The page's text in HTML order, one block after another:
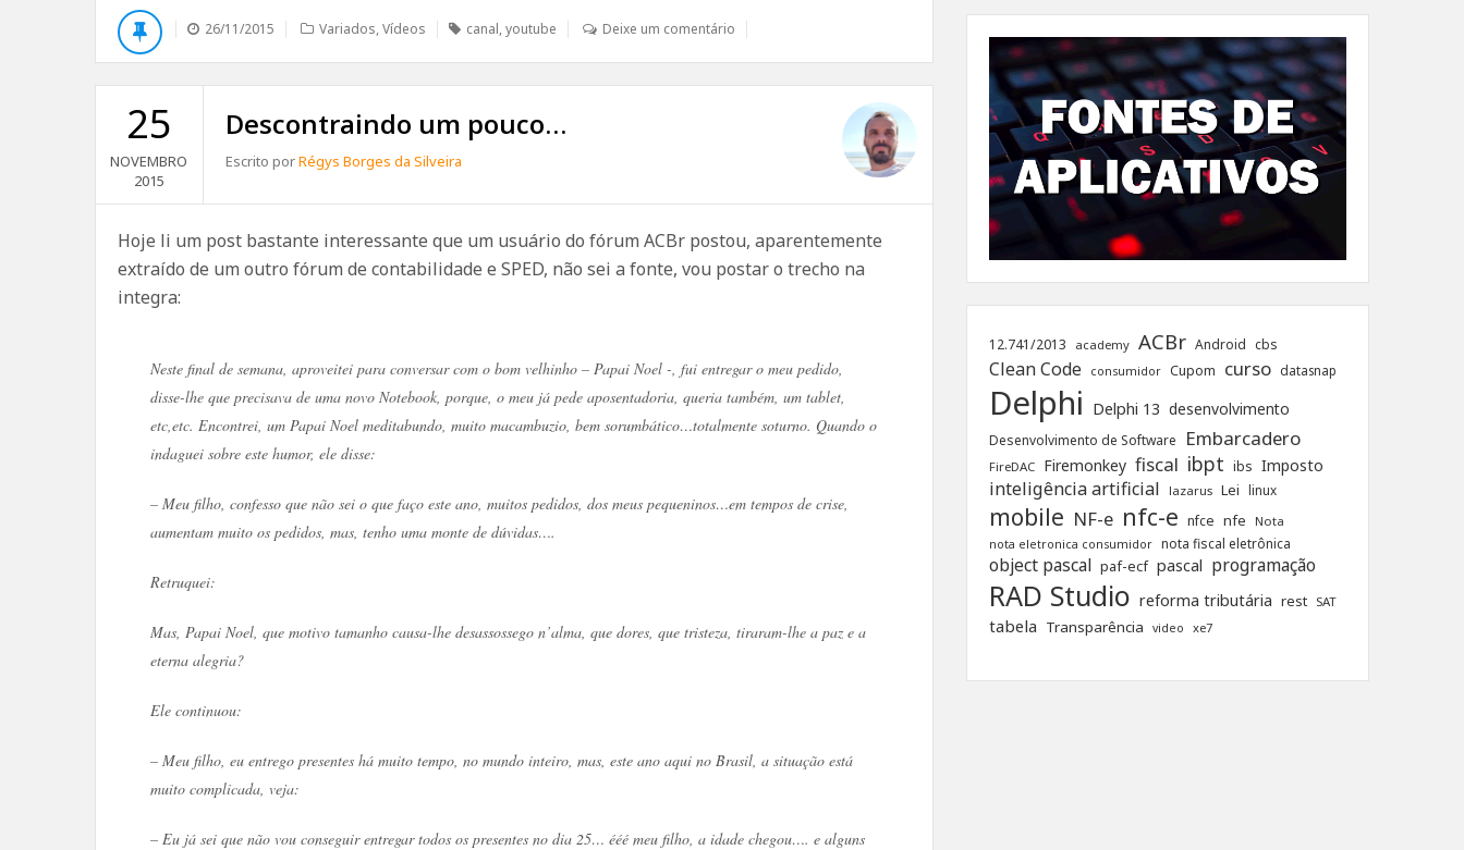
26/11/2015 Variados,Vídeos canal,youtube Deixe um comentário
25
NOVEMBRO
2015
Descontraindo um pouco…
Escrito porRégys Borges da Silveira
Hoje li um post bastante interessante que um usuário do fórum ACBr postou, aparentemente
extraído de um outro fórum de contabilidade e SPED, não sei a fonte, vou postar o trecho na
integra:
Neste final de semana, aproveitei para conversar com o bom velhinho – Papai Noel -, fui entregar o meu pedido,
disse-lhe que precisava de uma novo Notebook, porque, o meu já pede aposentadoria, queria também, um tablet,
etc,etc. Encontrei, um Papai Noel meditabundo, muito macambuzio, bem sorumbático…totalmente soturno. Quando o
indaguei sobre este humor, ele disse:
– Meu filho, confesso que não sei o que faço este ano, muitos pedidos, dos meus pequeninos…em tempos de crise,
aumentam muito os pedidos, mas, tenho uma monte de dúvidas….
Retruquei:
Mas, Papai Noel, que motivo tamanho causa-lhe desassossego n’alma, que dores, que tristeza, tiraram-lhe a paz e a
eterna alegria?
Ele continuou:
– Meu filho, eu entrego presentes há muito tempo, no mundo inteiro, mas, este ano aqui no Brasil, a situação está
muito complicada, veja:
– Eu já sei que não vou conseguir entregar todos os presentes no dia 25… ééé meu filho, a idade chegou…. e alguns
12.741/2013 academy ACBr Android cbs
Clean Code consumidor Cupom curso datasnap
Delphi Delphi 13 desenvolvimento
Desenvolvimento de Software Embarcadero
FireDAC Firemonkey fiscal ibpt ibs Imposto
inteligência artificial lazarus Lei linux
mobile NF-e nfc-e nfce nfe Nota
nota eletronica consumidor nota fiscal eletrônica
object pascal paf-ecf pascal programação
RAD Studio reforma tributária rest SAT
tabela Transparência video xe7